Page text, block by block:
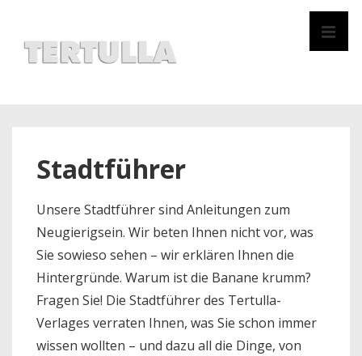
Stadtführer
Unsere Stadtführer sind Anleitungen zum
Neugierigsein. Wir beten Ihnen nicht vor, was
Sie sowieso sehen – wir erklären Ihnen die
Hintergründe. Warum ist die Banane krumm?
Fragen Sie! Die Stadtführer des Tertulla-
Verlages verraten Ihnen, was Sie schon immer
wissen wollten – und dazu all die Dinge, von